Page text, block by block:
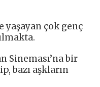
yaşayan çok genç
Sineması’na bir
bazı aşkların